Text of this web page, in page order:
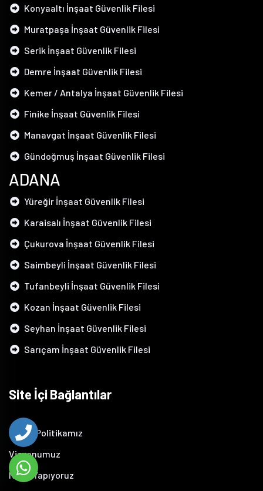
Konyaaltı İnşaat Güvenlik Filesi
Muratpaşa İnşaat Güvenlik Filesi
Serik İnşaat Güvenlik Filesi
Demre İnşaat Güvenlik Filesi
Kemer / Antalya İnşaat Güvenlik Filesi
Finike İnşaat Güvenlik Filesi
Manavgat İnşaat Güvenlik Filesi
Gündoğmuş İnşaat Güvenlik Filesi
ADANA
Yüreğir İnşaat Güvenlik Filesi
Karaisalı İnşaat Güvenlik Filesi
Çukurova İnşaat Güvenlik Filesi
Saimbeyli İnşaat Güvenlik Filesi
Tufanbeyli İnşaat Güvenlik Filesi
Kozan İnşaat Güvenlik Filesi
Seyhan İnşaat Güvenlik Filesi
Sarıçam İnşaat Güvenlik Filesi
Site İçi Bağlantılar
Kalite Politikamız
Vizyonumuz
Neler Yapıyoruz